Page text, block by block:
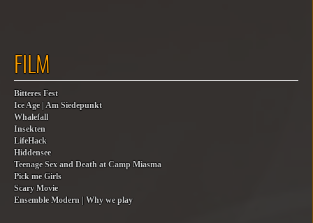
FILM
Bitteres Fest
Ice Age | Am Siedepunkt
Whalefall
Insekten
LifeHack
Hiddensee
Teenage Sex and Death at Camp Miasma
Pick me Girls
Scary Movie
Ensemble Modern | Why we play